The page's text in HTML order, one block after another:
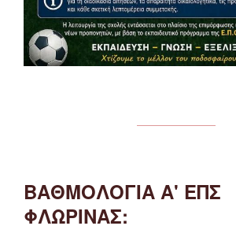
ΒΑΘΜΟΛΟΓΙΑ Α' ΕΠΣ
ΦΛΩΡΙΝΑΣ: